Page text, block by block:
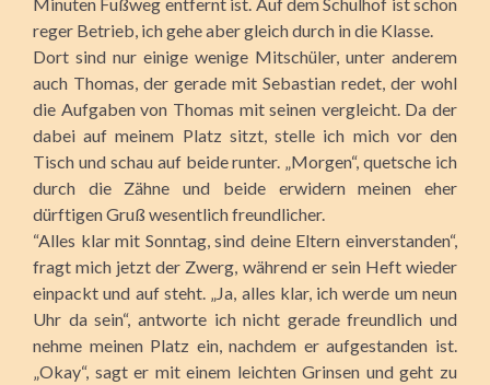
reger Betrieb, ich gehe aber gleich durch in die Klasse.
Dort sind nur einige wenige Mitschüler, unter anderem
auch Thomas, der gerade mit Sebastian redet, der wohl
die Aufgaben von Thomas mit seinen vergleicht. Da der
dabei auf meinem Platz sitzt, stelle ich mich vor den
Tisch und schau auf beide runter. „Morgen“, quetsche ich
durch die Zähne und beide erwidern meinen eher
dürftigen Gruß wesentlich freundlicher.
“Alles klar mit Sonntag, sind deine Eltern einverstanden“,
fragt mich jetzt der Zwerg, während er sein Heft wieder
einpackt und auf steht. „Ja, alles klar, ich werde um neun
Uhr da sein“, antworte ich nicht gerade freundlich und
nehme meinen Platz ein, nachdem er aufgestanden ist.
„Okay“, sagt er mit einem leichten Grinsen und geht zu